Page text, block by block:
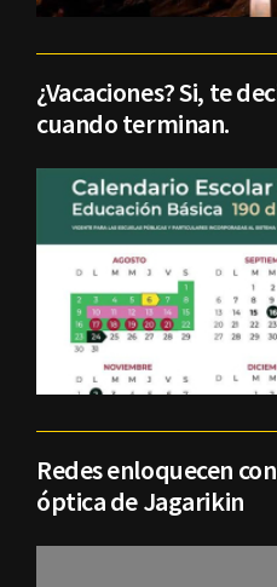
¿Vacaciones? Si, te
cuando terminan.
Redes enloquecen
óptica de Jagarikin